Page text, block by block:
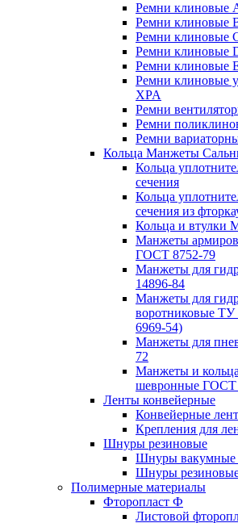
Ремни клиновые
Ремни клиновые
Ремни клиновые
Ремни клиновые
Ремни клиновые
Ремни клиновые
XPA
Ремни
Ремни
Ремни
Кольца Манжеты
Кольца
сечения
Кольца
сечения из
Кольца и
Манжеты
ГОСТ 8752-79
Манжеты для
14896-84
Манжеты для
воротниковые
6969-54)
Манжеты для
72
Манжеты и
шевронные ГОСТ
Ленты конвейерные
Конвейерные
Крепления для
Шнуры резиновые
Шнуры вакумные
Шнуры
Полимерные материалы
Фторопласт Ф
Листовой